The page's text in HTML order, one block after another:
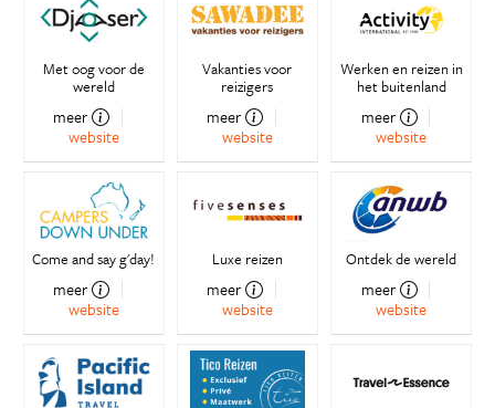
Met oog voor de
wereld
meer
website
Vakanties voor
reizigers
meer
website
Werken en reizen in
het buitenland
meer
website
Come and say g'day!
meer
website
Luxe reizen
meer
website
Ontdek de wereld
meer
website